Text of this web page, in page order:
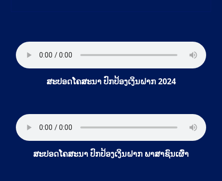
ສະປອດໂຄສະນາ ປົກປ້ອງເງິນຝາກ 2024
ສະປອດໂຄສະນາ ປົກປ້ອງເງິນຝາກ ພາສາຊົນເຜົ່າ